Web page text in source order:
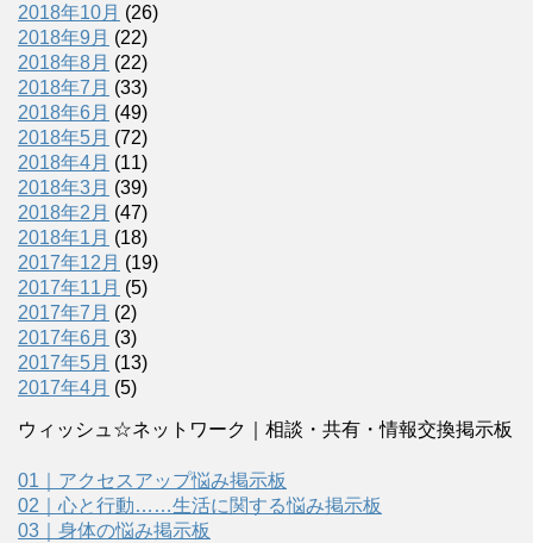
2018年10月 (26)
2018年9月 (22)
2018年8月 (22)
2018年7月 (33)
2018年6月 (49)
2018年5月 (72)
2018年4月 (11)
2018年3月 (39)
2018年2月 (47)
2018年1月 (18)
2017年12月 (19)
2017年11月 (5)
2017年7月 (2)
2017年6月 (3)
2017年5月 (13)
2017年4月 (5)
ウィッシュ☆ネットワーク｜相談・共有・情報交換掲示板
01｜アクセスアップ悩み掲示板
02｜心と行動……生活に関する悩み掲示板
03｜身体の悩み掲示板